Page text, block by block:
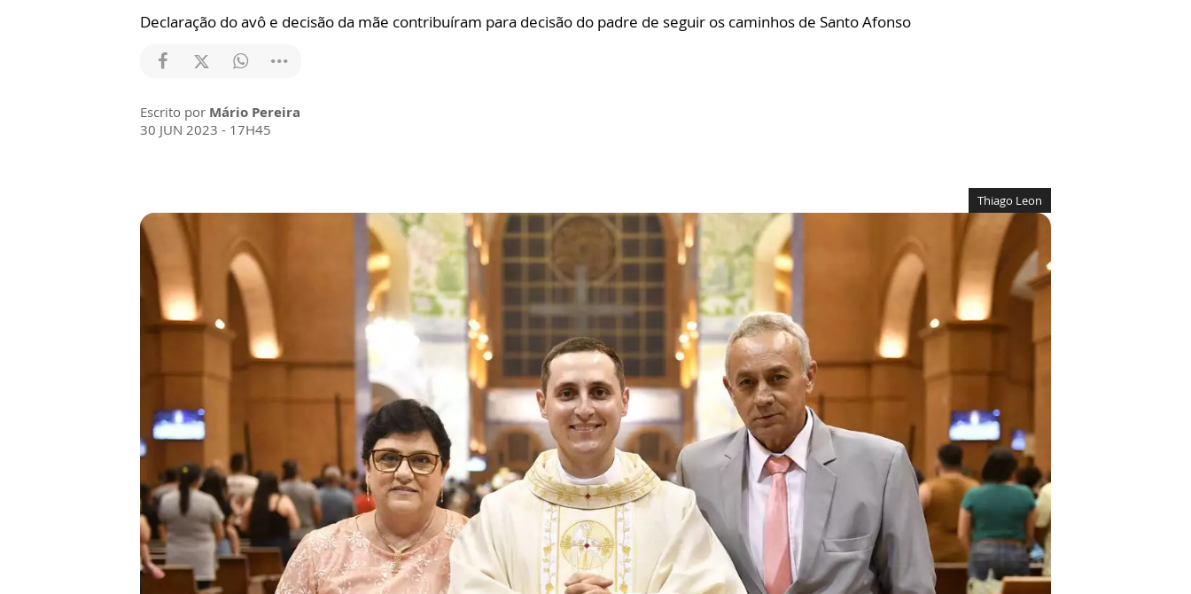
Declaração do avô e decisão da mãe contribuíram para decisão do padre de seguir os caminhos de Santo Afonso
Escrito por Mário Pereira
30 JUN 2023 - 17H45
Thiago Leon